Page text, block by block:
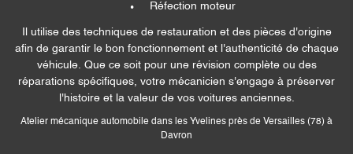
Réfection moteur
Il utilise des techniques de restauration et des pièces d'origine
afin de garantir le bon fonctionnement et l'authenticité de chaque
véhicule. Que ce soit pour une révision complète ou des
réparations spécifiques, votre mécanicien s'engage à préserver
l'histoire et la valeur de vos voitures anciennes.
Atelier mécanique automobile dans les Yvelines près de Versailles (78) à
Davron